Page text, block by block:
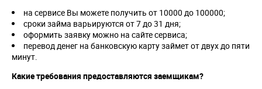
на сервисе Вы можете получить от 10000 до 100000;
сроки займа варьируются от 7 до 31 дня;
оформить заявку можно на сайте сервиса;
перевод денег на банковскую карту займет от двух до пяти
минут.
Какие требования предоставляются заемщикам?